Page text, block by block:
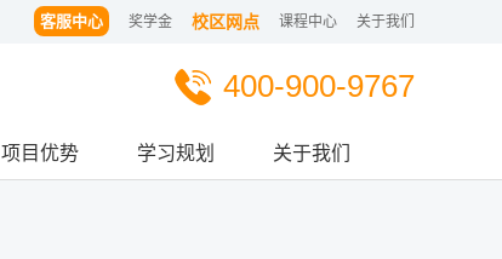
关于我们
课程中心
校区网点
奖学金
客服中心
400-900-9767
项目优势 学习规划 关于我们